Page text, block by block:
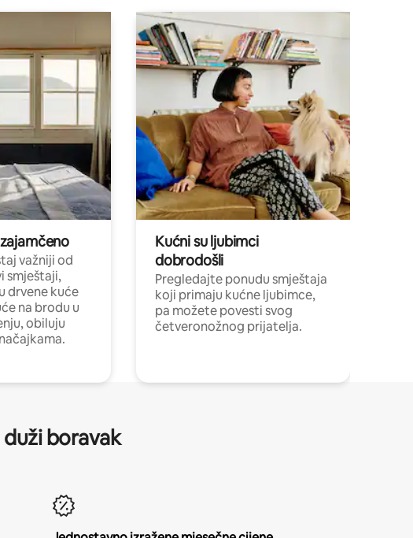
važniji od
smještaji,
drvene kuće
na brodu u
obiluju
Kućni su ljubimci
dobrodošli
Pregledajte ponudu smještaja
koji primaju kućne ljubimce,
pa možete povesti svog
četveronožnog prijatelja.
boravak